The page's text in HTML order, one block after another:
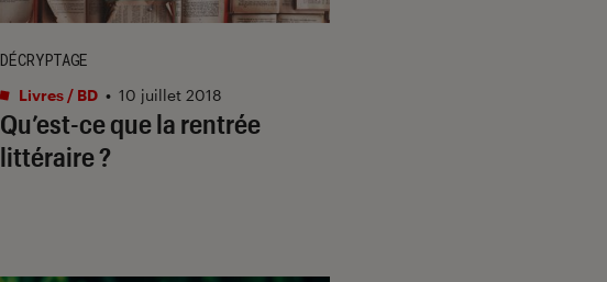
Qu’est-ce que la rentrée
littéraire ?
DÉCRYPTAGE
Livres / BD • 10 juillet 2018